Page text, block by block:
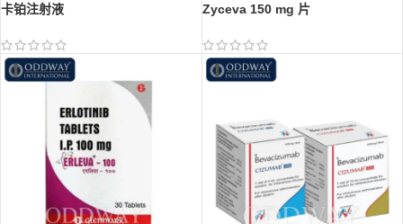
卡铂注射液 Zyceva 150 mg 片